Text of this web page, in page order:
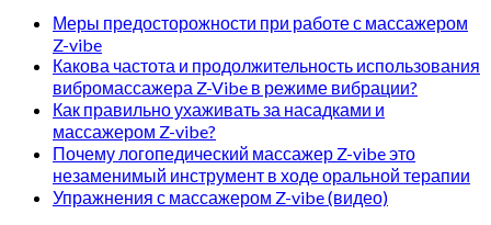
Меры предосторожности при работе с массажером
Z-vibe
Какова частота и продолжительность использования
вибромассажера Z-Vibe в режиме вибрации?
Как правильно ухаживать за насадками и
массажером Z-vibe?
Почему логопедический массажер Z-vibe это
незаменимый инструмент в ходе оральной терапии
Упражнения с массажером Z-vibe (видео)